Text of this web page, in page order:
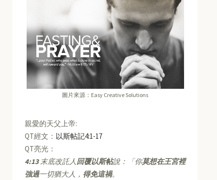
圖片來源：Easy Creative Solutions
親愛的天父上帝:
QT經文： 以斯帖記4:1-17
QT亮光：
4:13末底改託人回覆以斯帖說：「你莫想在王宮裡
強過一切猶大人， 得免這禍。